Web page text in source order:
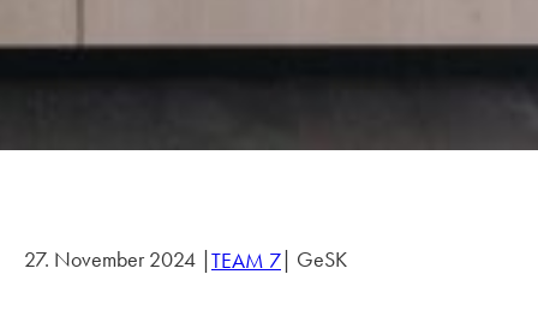
27. November 2024 |TEAM 7| GeSK